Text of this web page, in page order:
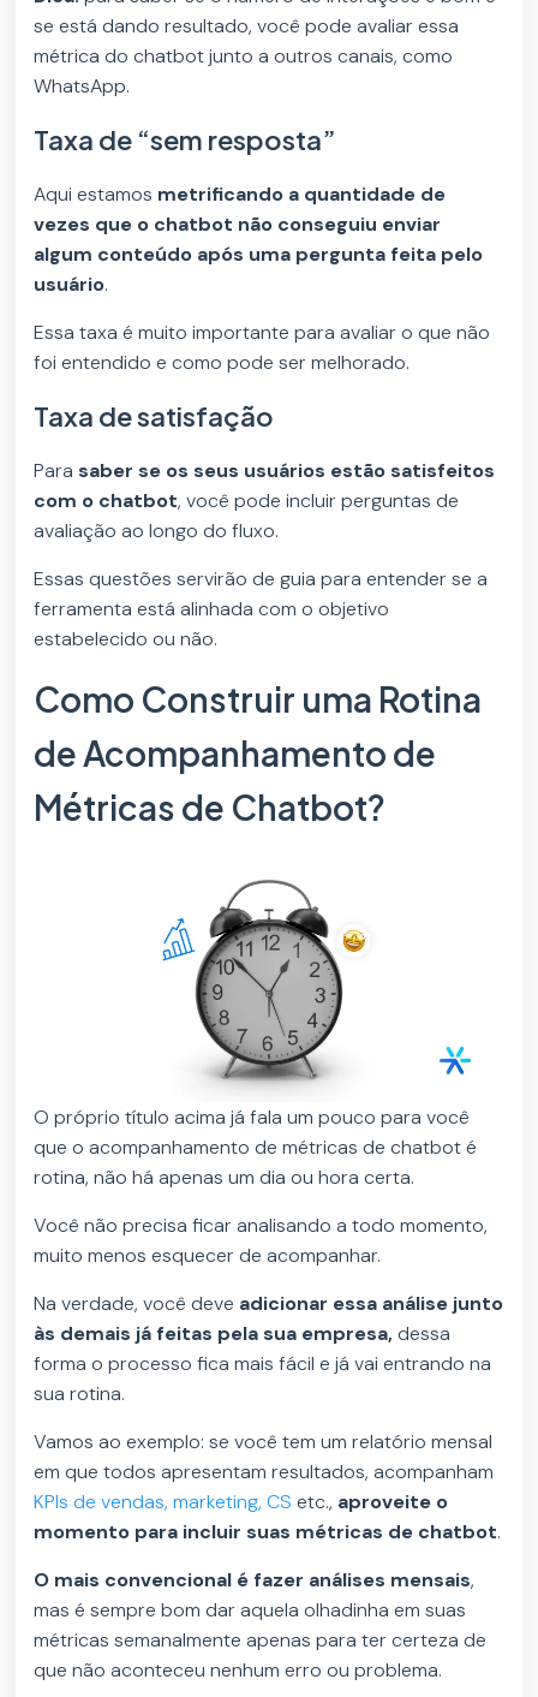
se está dando resultado, você pode avaliar essa
métrica do chatbot junto a outros canais, como
WhatsApp.
Taxa de “sem resposta”
Aqui estamos metrificando a quantidade de
vezes que o chatbot não conseguiu enviar
algum conteúdo após uma pergunta feita pelo
usuário.
Essa taxa é muito importante para avaliar o que não
foi entendido e como pode ser melhorado.
Taxa de satisfação
Para saber se os seus usuários estão satisfeitos
com o chatbot, você pode incluir perguntas de
avaliação ao longo do fluxo.
Essas questões servirão de guia para entender se a
ferramenta está alinhada com o objetivo
estabelecido ou não.
Como Construir uma Rotina
de Acompanhamento de
Métricas de Chatbot?
O próprio título acima já fala um pouco para você
que o acompanhamento de métricas de chatbot é
rotina, não há apenas um dia ou hora certa.
Você não precisa ficar analisando a todo momento,
muito menos esquecer de acompanhar.
Na verdade, você deve adicionar essa análise junto
às demais já feitas pela sua empresa,dessa
forma o processo fica mais fácil e já vai entrando na
sua rotina.
Vamos ao exemplo: se você tem um relatório mensal
em que todos apresentam resultados, acompanham
KPIs de vendas, marketing, CS etc., aproveite o
momento para incluir suas métricas de chatbot.
O mais convencional é fazer análises mensais,
mas é sempre bom dar aquela olhadinha em suas
métricas semanalmente apenas para ter certeza de
que não aconteceu nenhum erro ou problema.